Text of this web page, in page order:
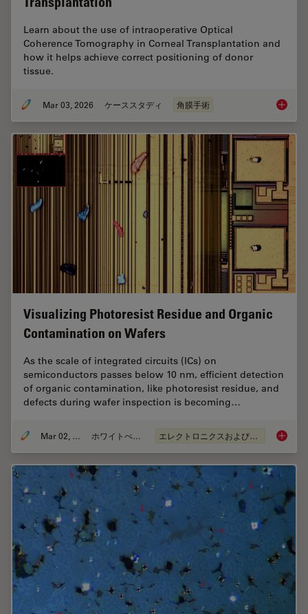
Learn about the use of intraoperative Optical
Coherence Tomography in Corneal Transplantation and
how it helps achieve correct positioning of donor
tissue.
Mar 03, 2026 ケーススタディ 角膜手術
Visualizing Photoresist Residue and Organic
Contamination on Wafers
As the scale of integrated circuits (ICs) on
semiconductors passes below 10 nm, efficient detection
of organic contamination, like photoresist residue, and
defects during wafer inspection is becoming…
Mar 02, 2026 ホワイトぺーパー エレクトロニクスおよび半導体産業